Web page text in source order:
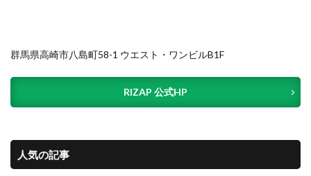
群馬県高崎市八島町58-1 ウエスト・ワンビルB1F
RIZAP 公式HP
人気の記事